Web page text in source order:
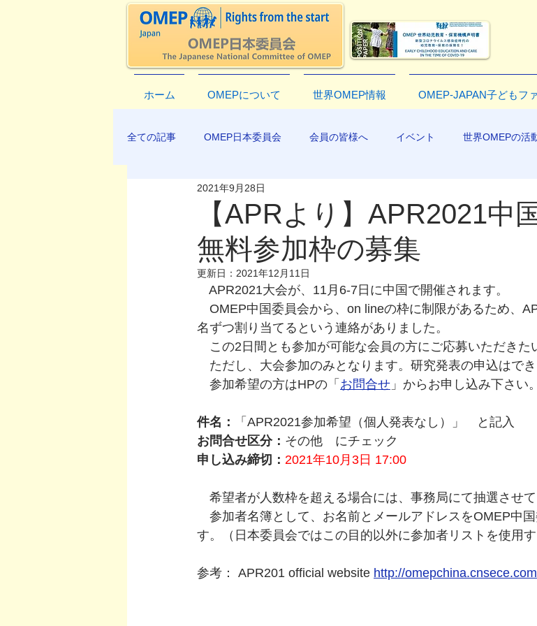
ホーム OMEPについて 世界OMEP情報 OMEP-JAPAN子どもフ
全ての記事 OMEP日本委員会 会員の皆様へ イベント 世界OMEPの活
EXCO-COMMUNICATION
【APRより】APR2021中
無料参加枠の募集
2021年9月28日
更新日： 2021年12月11日
APR2021大会が、11月6-7日に中国で開催されます。
OMEP中国委員会から、on lineの枠に制限があるため、
名ずつ割り当てるという連絡がありました。
この2日間とも参加が可能な会員の方にご応募いただきた
ただし、大会参加のみとなります。研究発表の申込はでき
参加希望の方はHPの「 お問合せ 」からお申し込み下さい。
件名：
「APR2021参加希望（個人発表なし）」　と記入
お問合せ区分： その他　にチェック
申し込み締切： 2021年10月3日 17:00
希望者が人数枠を超える場合には、事務局にて抽選させて
参加者名簿として、お名前とメールアドレスをOMEP中
す。（日本委員会ではこの目的以外に参加者リストを使用す
参考： APR201 official website http://omepchina.cnsece.com